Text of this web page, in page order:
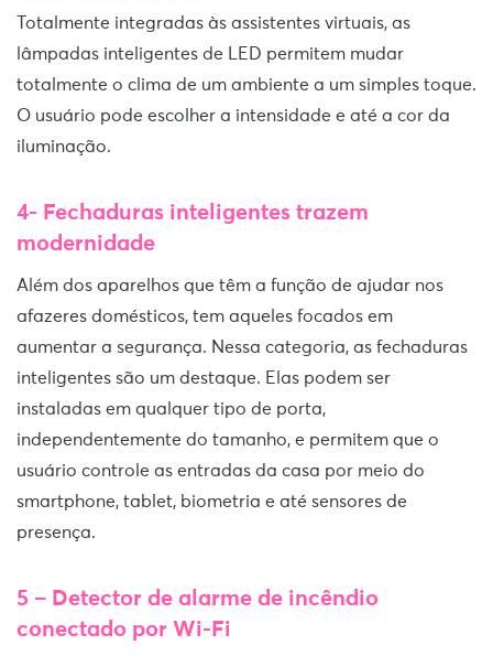
Totalmente integradas às assistentes virtuais, as
lâmpadas inteligentes de LED permitem mudar
totalmente o clima de um ambiente a um simples toque.
O usuário pode escolher a intensidade e até a cor da
iluminação.
4- Fechaduras inteligentes trazem
modernidade
Além dos aparelhos que têm a função de ajudar nos
afazeres domésticos, tem aqueles focados em
aumentar a segurança. Nessa categoria, as fechaduras
inteligentes são um destaque. Elas podem ser
instaladas em qualquer tipo de porta,
independentemente do tamanho, e permitem que o
usuário controle as entradas da casa por meio do
smartphone, tablet, biometria e até sensores de
presença.
5 – Detector de alarme de incêndio
conectado por Wi-Fi